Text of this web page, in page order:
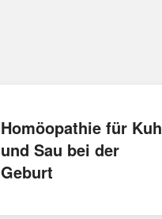
Homöopathie für Kuh
und Sau bei der
Geburt